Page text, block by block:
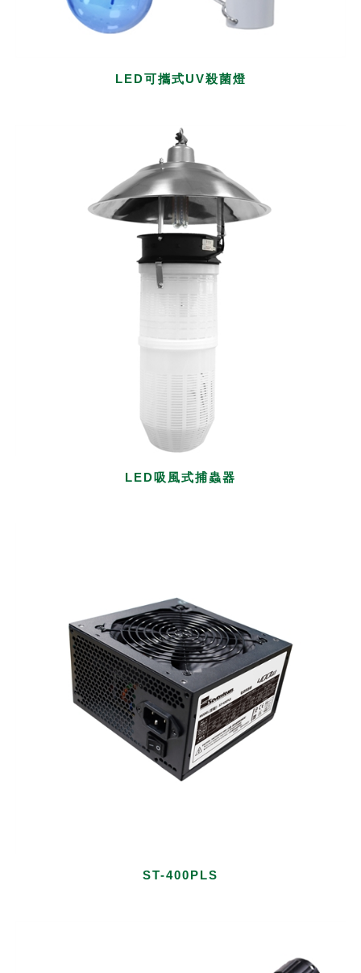
LED可攜式UV殺菌燈
LED吸風式捕蟲器
ST-400PLS